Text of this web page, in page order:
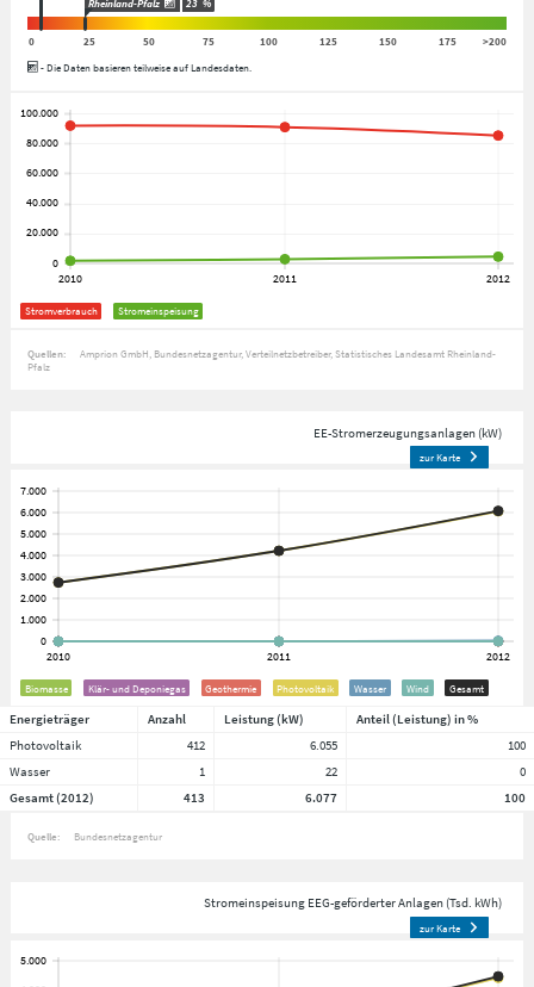
Rheinland-Pfalz 23 %
0 25 50 75 100 125 150 175
>200
- Die Daten basieren teilweise auf Landesdaten.
Stromverbrauch Stromeinspeisung
Quellen: Amprion GmbH Bundesnetzagentur Verteilnetzbetreiber Statistisches Landesamt Rheinland-
Pfalz
EE-Stromerzeugungsanlagen (kW)
zur Karte
Biomasse Klär- und Deponiegas Geothermie Photovoltaik Wasser Wind Gesamt
Energieträger Anzahl Leistung (kW)
Anteil (Leistung) in %
Photovoltaik
412 6.055
100
Wasser
1 22
0
Gesamt (2012)
413 6.077 100
Quelle: Bundesnetzagentur
Stromeinspeisung EEG-geförderter Anlagen (Tsd. kWh)
zur Karte